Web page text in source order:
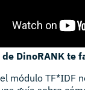
DinoRANK te
módulo TF*IDF